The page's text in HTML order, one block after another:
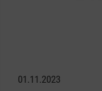
01.11.2023